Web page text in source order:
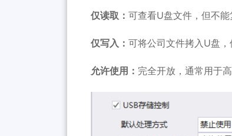
仅读取：可查看U盘文件，但不
仅写入：可将公司文件拷入U盘
允许使用： 完全开放，通常用于高